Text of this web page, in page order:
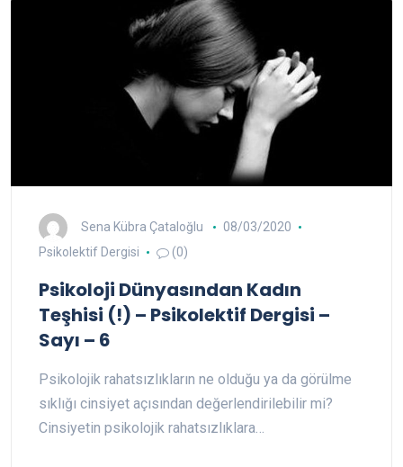
Sena Kübra Çataloğlu
08/03/2020
Psikolektif Dergisi
(0)
Psikoloji Dünyasından Kadın
Teşhisi (!) – Psikolektif Dergisi –
Sayı – 6
Psikolojik rahatsızlıkların ne olduğu ya da görülme
sıklığı cinsiyet açısından değerlendirilebilir mi?
Cinsiyetin psikolojik rahatsızlıklara…